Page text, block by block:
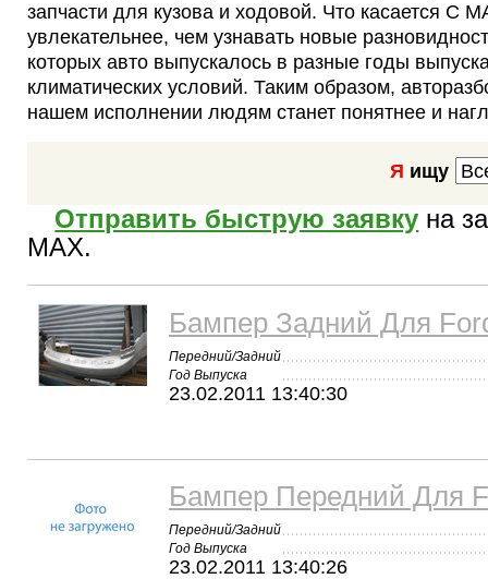
запчасти для кузова и ходовой. Что касается C
увлекательнее, чем узнавать новые
которых авто выпускалось в разные годы
климатических условий. Таким образом,
нашем исполнении людям станет понятнее и
Я ищу
Отправить быструю заявку на
MAX.
Бампер Задний Для
Передний/Задний
Год Выпуска
23.02.2011 13:40:30
Бампер Передний Для
Передний/Задний
Год Выпуска
23.02.2011 13:40:26